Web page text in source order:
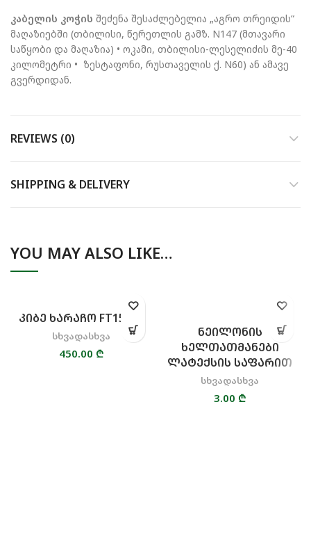
კაბელის კოჭის შეძენა შესაძლებელია „აგრო თრეიდის“
მაღაზიებში (თბილისი, წერეთლის გამზ. N147 (მთავარი
საწყობი და მაღაზია) • ოკამი, თბილისი-ლესელიძის მე-40
კილომეტრი • ზესტაფონი, რუსთაველის ქ. N60) ან ამავე
გვერდიდან.
REVIEWS (0)
SHIPPING & DELIVERY
YOU MAY ALSO LIKE…
ᲙᲘᲑᲔ ᲮᲐᲠᲐᲩᲝ FT15913
სხვადასხვა
450.00 ₾
ᲜᲔᲘᲚᲝᲜᲘᲡ
ᲮᲔᲚᲗᲐᲗᲛᲐᲜᲔᲑᲘ
ᲚᲐᲢᲔᲥᲡᲘᲡ ᲡᲐᲤᲐᲠᲘᲗ
სხვადასხვა
3.00 ₾